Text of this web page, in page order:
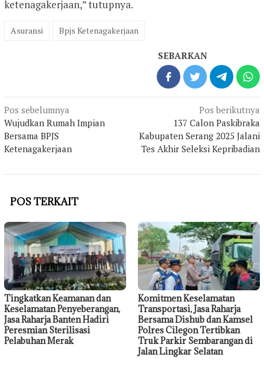
ketenagakerjaan,” tutupnya.
Asuransi Bpjs Ketenagakerjaan
SEBARKAN
Navigasi
pos
Pos sebelumnya
Wujudkan Rumah Impian
Bersama BPJS
Ketenagakerjaan
Pos berikutnya
137 Calon Paskibraka
Kabupaten Serang 2025 Jalani
Tes Akhir Seleksi Kepribadian
POS TERKAIT
Tingkatkan Keamanan dan
Keselamatan Penyeberangan,
Jasa Raharja Banten Hadiri
Peresmian Sterilisasi
Pelabuhan Merak
Komitmen Keselamatan
Transportasi, Jasa Raharja
Bersama Dishub dan Kamsel
Polres Cilegon Tertibkan
Truk Parkir Sembarangan di
Jalan Lingkar Selatan